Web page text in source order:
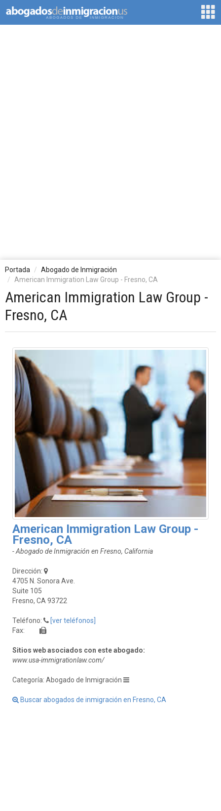
Portada
Abogado de Inmigración
American Immigration Law Group - Fresno, CA
American Immigration Law Group -
Fresno, CA
American Immigration Law Group -
Fresno, CA
- Abogado de Inmigración en Fresno, California
Dirección:
4705 N. Sonora Ave.
Suite 105
Fresno, CA 93722
Teléfono:
[ver teléfonos]
Fax:
Sitios web asociados con este abogado:
www.usa-immigrationlaw.com/
Categoría: Abogado de Inmigración
Buscar abogados de inmigración en Fresno, CA